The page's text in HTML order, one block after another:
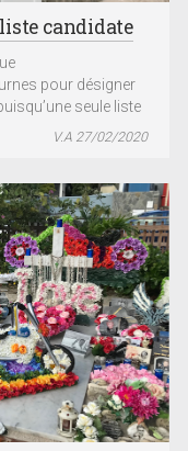
candidate
pour désigner
seule liste
V.A 27/02/2020